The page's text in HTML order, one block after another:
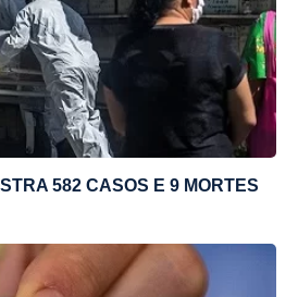
582 CASOS E 9 MORTES